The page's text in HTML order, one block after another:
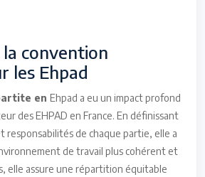
convention
les Ehpad
en Ehpad a eu un impact profond
des EHPAD en France. En définissant
responsabilités de chaque partie, elle a
de travail plus cohérent et
elle assure une répartition équitable